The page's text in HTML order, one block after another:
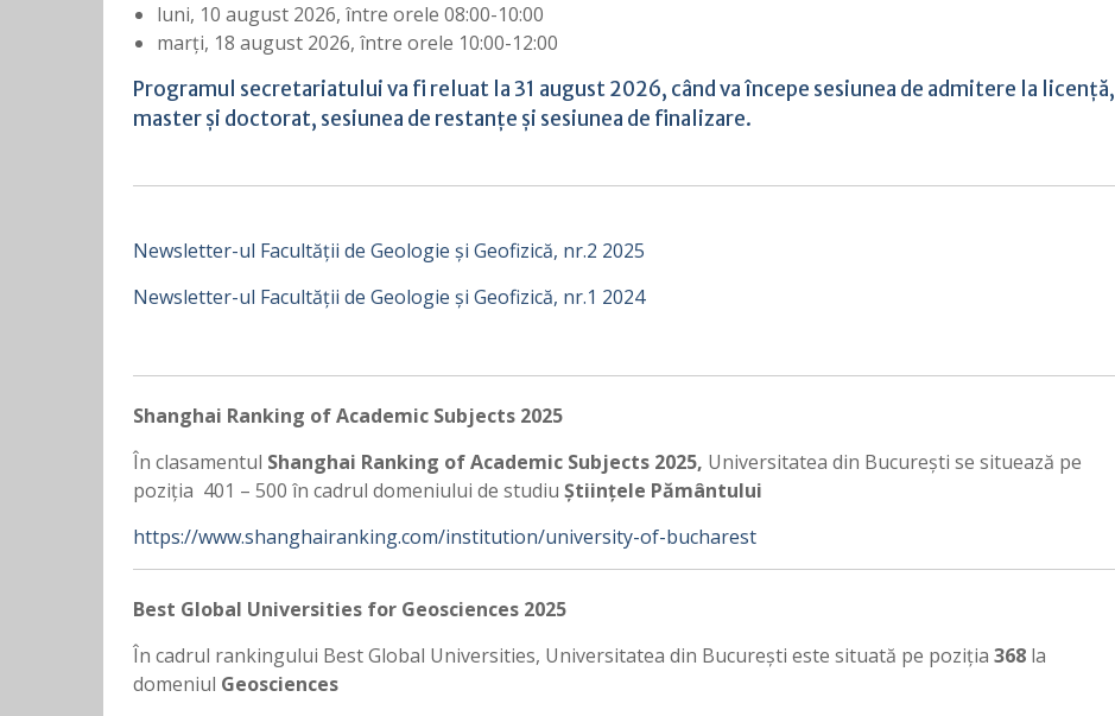
luni, 10 august 2026, între orele 08:00-10:00
marți, 18 august 2026, între orele 10:00-12:00
Programul secretariatului va fi reluat la 31 august 2026, când va începe sesiunea de admitere la licență,
master și doctorat, sesiunea de restanțe și sesiunea de finalizare.
Newsletter-ul Facultății de Geologie și Geofizică, nr.2 2025
Newsletter-ul Facultății de Geologie și Geofizică, nr.1 2024
Shanghai Ranking of Academic Subjects 2025
În clasamentul Shanghai Ranking of Academic Subjects 2025, Universitatea din București se situează pe
poziția 401 – 500 în cadrul domeniului de studiu Științele Pământului
https://www.shanghairanking.com/institution/university-of-bucharest
Best Global Universities for Geosciences 2025
În cadrul rankingului Best Global Universities, Universitatea din București este situată pe poziția 368 la
domeniul Geosciences